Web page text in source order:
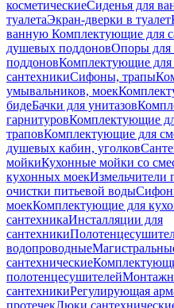
косметическиеСиденья для
туалетаЭкран-дверки в туалет
ванную Комплектующие для
душевых поддоновОпоры для
поддоновКомплектующие для
сантехникиСифоны, трапы
умывальников, моек
бидеБачки для унитазов
гарнитуровКомплектующие
траповКомплектующие для
душевых кабин, уголков
мойкиКухонные мойки со
кухонных моекИзмельчители
очистки питьевой воды
моекКомплектующие для
сантехникаИнсталляции для
сантехники
водопроводные
сантехнические
полотенцесушителей
сантехникиРегулирующая
протечекЛюки